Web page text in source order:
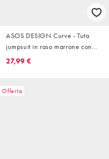
ASOS DESIGN Curve - Tuta
jumpsuit in raso marrone con
spalline sottili e pizzo
27,99 €
Offerta